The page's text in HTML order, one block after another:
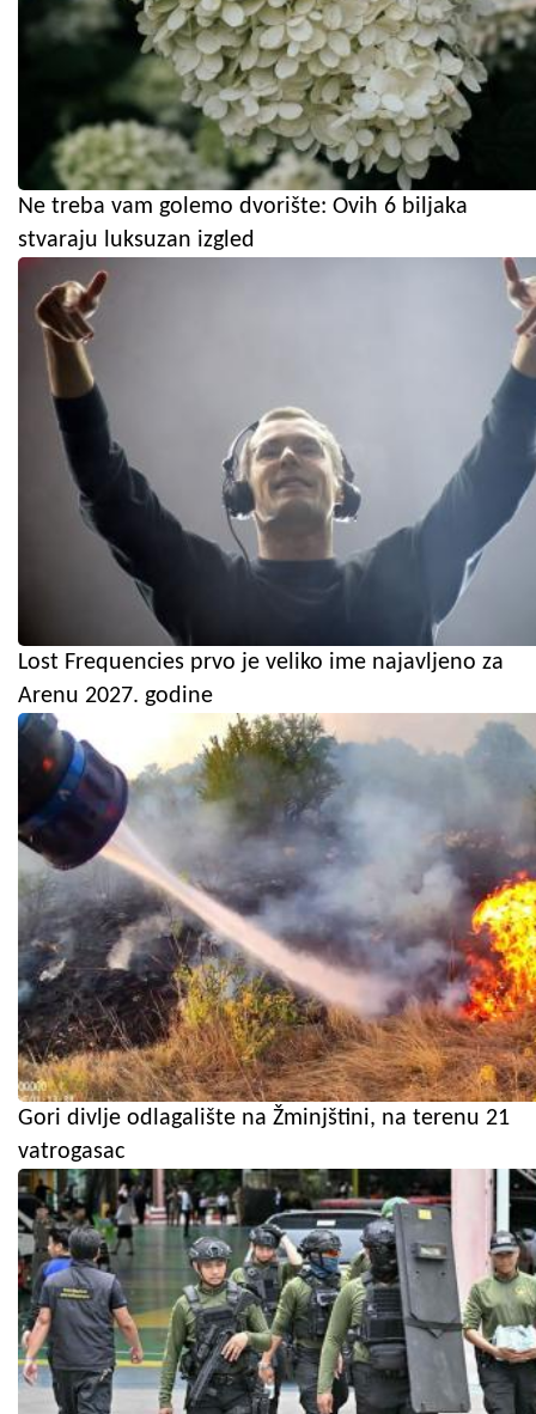
Ne treba vam golemo dvorište: Ovih 6 biljaka
stvaraju luksuzan izgled
Lost Frequencies prvo je veliko ime najavljeno za
Arenu 2027. godine
Gori divlje odlagalište na Žminjštini, na terenu 21
vatrogasac